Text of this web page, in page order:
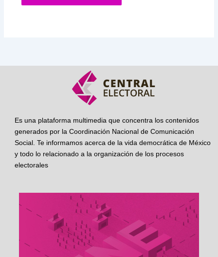
Es una plataforma multimedia que concentra los contenidos
generados por la Coordinación Nacional de Comunicación
Social. Te informamos acerca de la vida democrática de México
y todo lo relacionado a la organización de los procesos
electorales